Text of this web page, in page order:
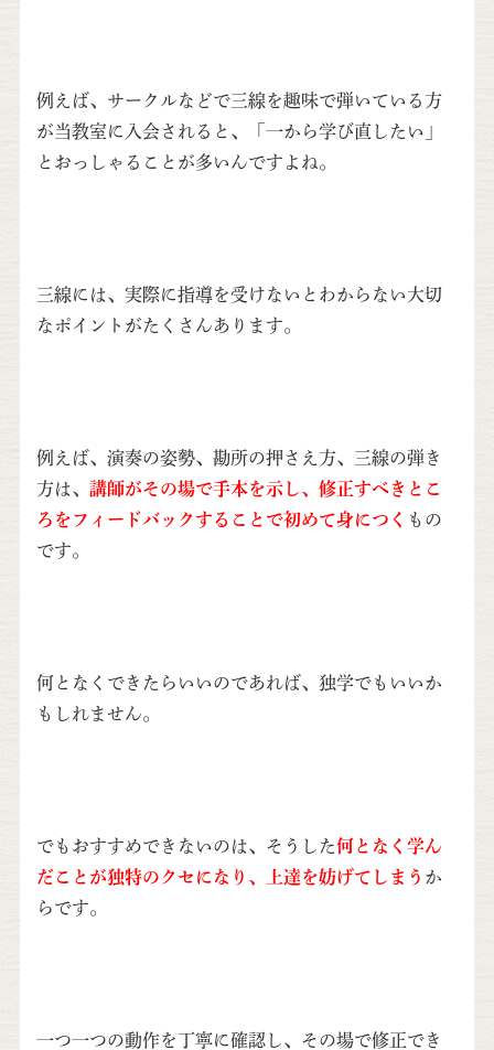
例えば、サークルなどで三線を趣味で弾いている方
が当教室に入会されると、「一から学び直したい」
とおっしゃることが多いんですよね。
三線には、実際に指導を受けないとわからない大切
なポイントがたくさんあります。
例えば、演奏の姿勢、勘所の押さえ方、三線の弾き
方は、 講師がその場で手本を示し、修正すべきとこ
ろをフィードバックすることで初めて身につく もの
です。
何となくできたらいいのであれば、独学でもいいか
もしれません。
でもおすすめできないのは、そうした何となく学ん
だことが独特のクセになり、上達を妨げてしまう か
らです。
一つ一つの動作を丁寧に確認し、その場で修正でき